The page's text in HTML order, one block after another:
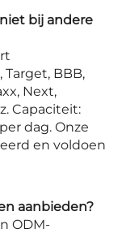
bij andere
BBB,
Next,
Capaciteit:
dag. Onze
en voldoen
aanbieden?
ODM-